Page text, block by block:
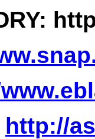
http://